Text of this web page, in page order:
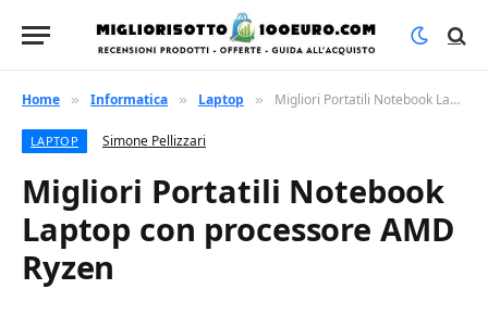
Home » Informatica » Laptop » Migliori Portatili Notebook Laptop con processore AMD Ryzen
LAPTOP Simone Pellizzari
Migliori Portatili Notebook
Laptop con processore AMD
Ryzen